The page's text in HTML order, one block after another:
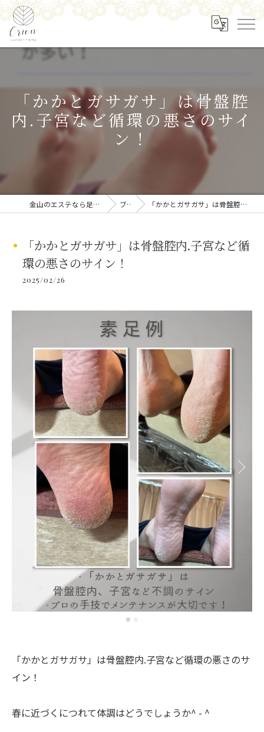
「かかとガサガサ」は骨盤腔
内.子宮など循環の悪さのサイ
ン！
金山のエステなら足の角質ケア専門店 Orion ブログ 「かかとガサガサ」は骨盤腔内.子宮など循環の悪さのサイン！
「かかとガサガサ」は骨盤腔内.子宮など循
環の悪さのサイン！
2025/02/26
「かかとガサガサ」は骨盤腔内.子宮など循環の悪さのサ
イン！
春に近づくにつれて体調はどうでしょうか^ - ^